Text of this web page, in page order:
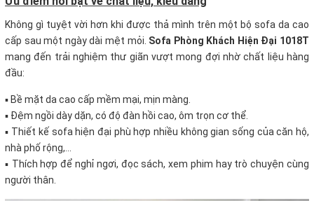
Không gì tuyệt vời hơn khi được thả mình trên một bộ sofa da cao
cấp sau một ngày dài mệt mỏi. Sofa Phòng Khách Hiện Đại 1018T
mang đến trải nghiệm thư giãn vượt mong đợi nhờ chất liệu hàng
đầu:
▪ Bề mặt da cao cấp mềm mại, mịn màng.
▪ Đệm ngồi dày dặn, có độ đàn hồi cao, ôm trọn cơ thể.
▪ Thiết kế sofa hiện đại phù hợp nhiều không gian sống của căn hộ,
nhà phố rộng,...
▪ Thích hợp để nghỉ ngơi, đọc sách, xem phim hay trò chuyện cùng
người thân.